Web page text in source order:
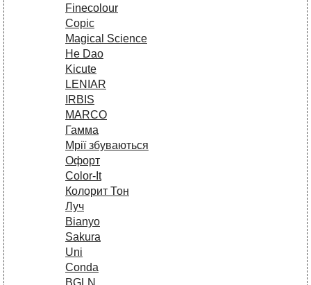
Finecolour
Copic
Magical Science
He Dao
Kicute
LENIAR
IRBIS
MARCO
Гамма
Мрії збуваються
Офорт
Сolor-It
Колорит Тон
Луч
Bianyo
Sakura
Uni
Conda
BGLN